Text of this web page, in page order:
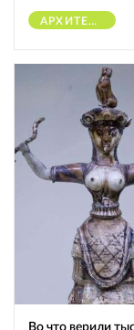
АРХИТЕКТУРА
Во что верили